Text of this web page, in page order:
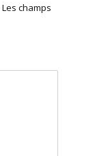
Les champs